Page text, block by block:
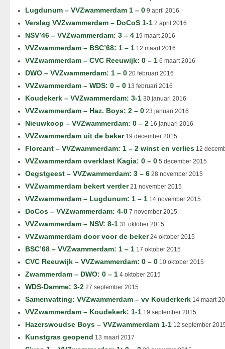
Lugdunum – VVZwammerdam 1 – 0 9 april 2016
Verslag VVZwammerdam – DoCoS 1-1 2 april 2016
NSV’46 – VVZwammerdam: 3 – 4 19 maart 2016
VVZwammerdam – BSC’68: 1 – 1 12 maart 2016
VVZwammerdam – CVC Reeuwijk: 0 – 1 6 maart 2016
DWO – VVZwammerdam: 1 – 0 20 februari 2016
VVZwammerdam – WDS: 0 – 0 13 februari 2016
Koudekerk – VVZwammerdam: 3-1 30 januari 2016
VVZwammerdam – Haz. Boys: 2 – 0 23 januari 2016
Nieuwkoop – VVZwammerdam: 0 – 2 16 januari 2016
VVZwammerdam uit de beker19 december 2015
Floreant – VVZwammerdam: 1 – 2 winst en verlies 12
VVZwammerdam overklast Kagia: 0 – 0 5 december 2015
Oegstgeest – VVZwammerdam: 3 – 6 28 november 2015
VVZwammerdam bekert verder21 november 2015
VVZwammerdam – Lugdunum: 1 – 1 14 november 2015
DoCos – VVZwammerdam: 4-0 7 november 2015
VVZwammerdam – NSV: 8-1 31 oktober 2015
VVZwammerdam door voor de beker24 oktober 2015
BSC’68 – VVZwammerdam: 1 – 1 17 oktober 2015
CVC Reeuwijk – VVZwammerdam: 0 – 0 10 oktober 2015
Zwammerdam – DWO: 0 – 1 4 oktober 2015
WDS-Damme: 3-2 27 september 2015
Samenvatting: VVZwammerdam – vv Kouderkerk 14 maart
VVZwammerdam – Koudekerk: 1-1 19 september 2015
Hazerswoudse Boys – VVZwammerdam 1-1 12 september
Kunstgras geopend 13 maart 2017